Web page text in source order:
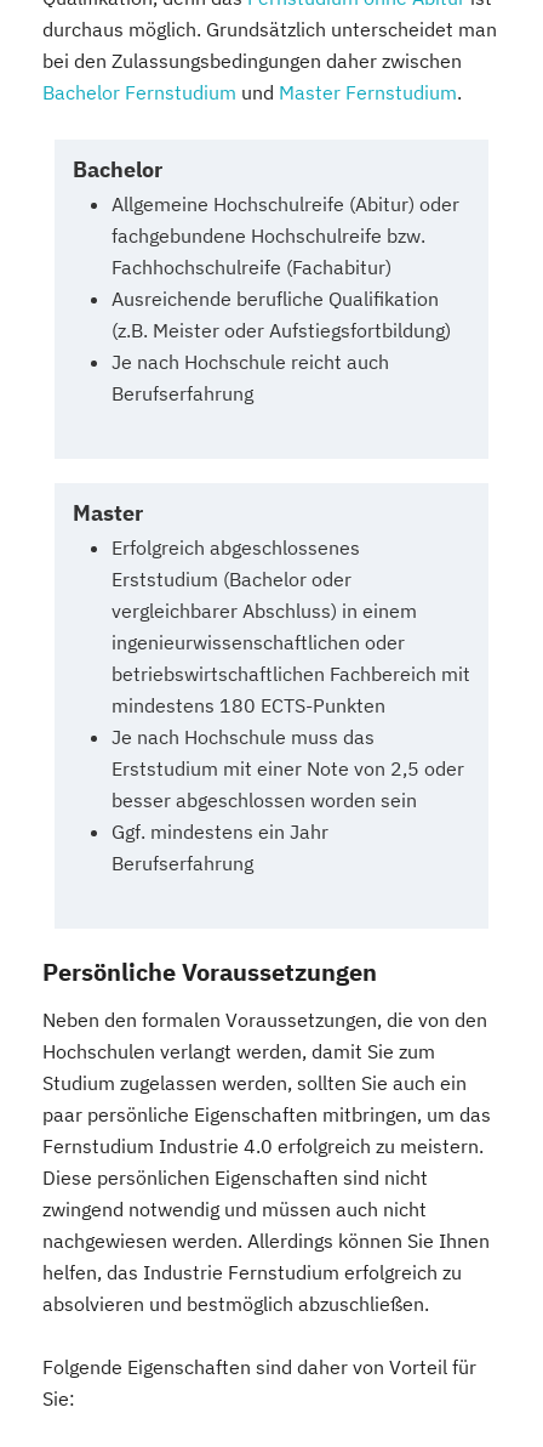
durchaus möglich. Grundsätzlich unterscheidet man
bei den Zulassungsbedingungen daher zwischen
Bachelor Fernstudium und Master Fernstudium.
Bachelor
Allgemeine Hochschulreife (Abitur) oder
fachgebundene Hochschulreife bzw.
Fachhochschulreife (Fachabitur)
Ausreichende berufliche Qualifikation
(z.B. Meister oder Aufstiegsfortbildung)
Je nach Hochschule reicht auch
Berufserfahrung
Master
Erfolgreich abgeschlossenes
Erststudium (Bachelor oder
vergleichbarer Abschluss) in einem
ingenieurwissenschaftlichen oder
betriebswirtschaftlichen Fachbereich mit
mindestens 180 ECTS-Punkten
Je nach Hochschule muss das
Erststudium mit einer Note von 2,5 oder
besser abgeschlossen worden sein
Ggf. mindestens ein Jahr
Berufserfahrung
Persönliche Voraussetzungen
Neben den formalen Voraussetzungen, die von den
Hochschulen verlangt werden, damit Sie zum
Studium zugelassen werden, sollten Sie auch ein
paar persönliche Eigenschaften mitbringen, um das
Fernstudium Industrie 4.0 erfolgreich zu meistern.
Diese persönlichen Eigenschaften sind nicht
zwingend notwendig und müssen auch nicht
nachgewiesen werden. Allerdings können Sie Ihnen
helfen, das Industrie Fernstudium erfolgreich zu
absolvieren und bestmöglich abzuschließen.
Folgende Eigenschaften sind daher von Vorteil für
Sie: